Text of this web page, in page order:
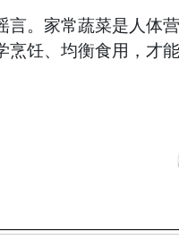
家常蔬菜是人体营
饪、均衡食用，才